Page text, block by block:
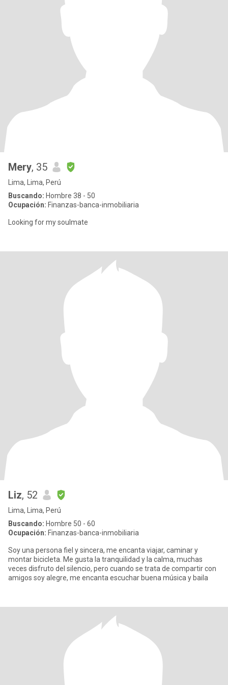
Mery, 35
Lima, Lima, Perú
Buscando: Hombre 38 - 50
Ocupación: Finanzas-banca-inmobiliaria
Looking for my soulmate
Liz, 52
Lima, Lima, Perú
Buscando: Hombre 50 - 60
Ocupación: Finanzas-banca-inmobiliaria
Soy una persona fiel y sincera, me encanta viajar, caminar y
montar bicicleta. Me gusta la tranquilidad y la calma, muchas
veces disfruto del silencio, pero cuando se trata de compartir con
amigos soy alegre, me encanta escuchar buena música y baila